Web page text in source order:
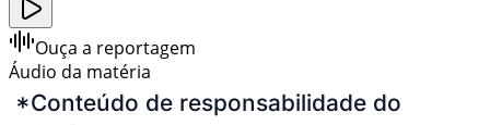
Ouça a reportagem
Áudio da matéria
*Conteúdo de responsabilidade do